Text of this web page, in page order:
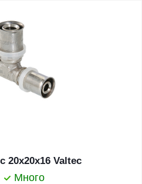
20х20х16 Valtec
Много